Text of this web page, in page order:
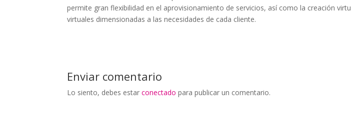
permite gran flexibilidad en el aprovisionamiento de servicios, así como la creación
virtuales dimensionadas a las necesidades de cada cliente.
Enviar comentario
Lo siento, debes estarconectado para publicar un comentario.